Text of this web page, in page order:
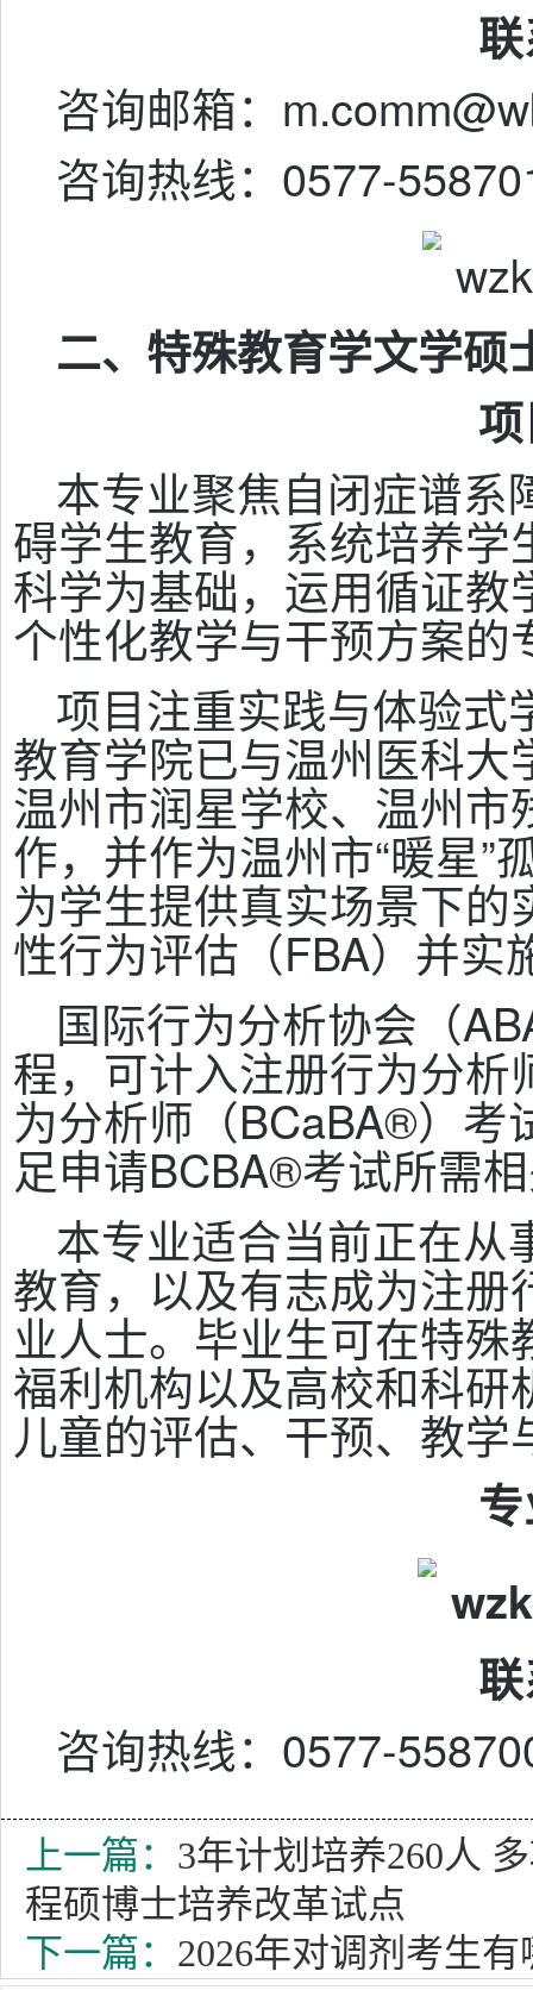
咨询邮箱：
咨询热线：0577-
二、特殊教育学文学硕
本专业聚焦自闭症谱系
碍学生教育，系统培养
科学为基础，运用循证
个性化教学与干预方案的
项目注重实践与体验式
教育学院已与温州医科
温州市润星学校、温州
作，并作为温州市“暖星”
为学生提供真实场景下
性行为评估（FBA）并实
国际行为分析协会（
程，可计入注册行为分
为分析师（BCaBA®）考
足申请BCBA®考试所需
本专业适合当前正在从
教育，以及有志成为注
业人士。毕业生可在特
福利机构以及高校和科
儿童的评估、干预、教学
咨询热线：0577-
上一篇： 3年计划培养260人
程硕博士培养改革试点
下一篇： 2026年对调剂考生